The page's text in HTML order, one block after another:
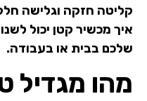
קליטה חזקה וגלישה
איך מכשיר קטן יכול
שלכם בבית או בעבודה.
מהו מגדיל